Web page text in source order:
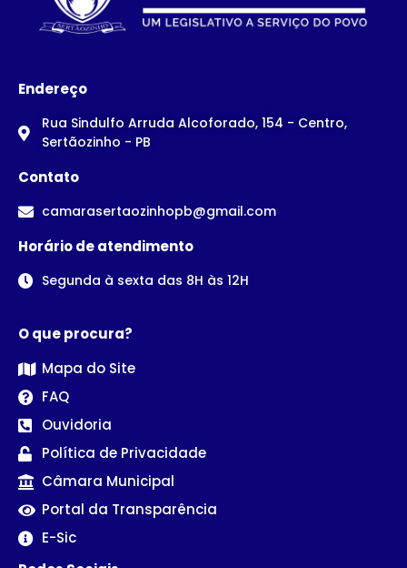
Endereço
Rua Sindulfo Arruda Alcoforado, 154 - Centro,
Sertãozinho - PB
Contato
camarasertaozinhopb@gmail.com
Horário de atendimento
Segunda à sexta das 8H às 12H
O que procura?
Mapa do Site
FAQ
Ouvidoria
Política de Privacidade
Câmara Municipal
Portal da Transparência
E-Sic